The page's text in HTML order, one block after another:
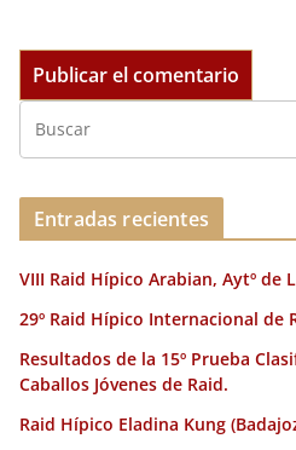
Entradas recientes
VIII Raid Hípico Arabian, Aytº de
29º Raid Hípico Internacional de
Resultados de la 15º Prueba
Caballos Jóvenes de Raid.
Raid Hípico Eladina Kung